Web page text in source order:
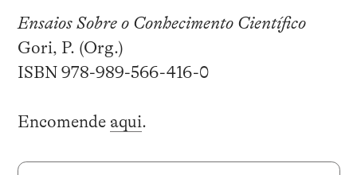
Ensaios Sobre o Conhecimento Científico
Gori, P. (Org.)
ISBN 978-989-566-416-0
Encomende aqui.